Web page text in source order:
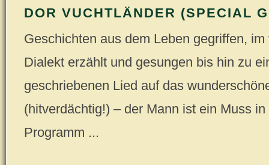
DOR VUCHTLÄNDER (SPECIAL
Geschichten aus dem Leben gegriffen,
Dialekt erzählt und gesungen bis hin zu
geschriebenen Lied auf das
(hitverdächtig!) – der Mann ist ein Muss
Programm ...